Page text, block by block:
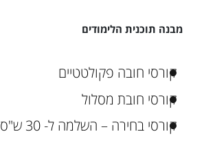
מבנה תוכנית הלימודים
קורסי חובה פקולטטיים
קורסי חובת מסלול
קורסי בחירה – השלמה ל- 30 ש"ס.